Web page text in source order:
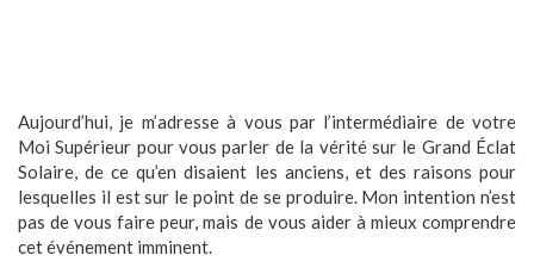
Aujourd’hui, je m’adresse à vous par l’intermédiaire de votre
Moi Supérieur pour vous parler de la vérité sur le Grand Éclat
Solaire, de ce qu’en disaient les anciens, et des raisons pour
lesquelles il est sur le point de se produire. Mon intention n’est
pas de vous faire peur, mais de vous aider à mieux comprendre
cet événement imminent.